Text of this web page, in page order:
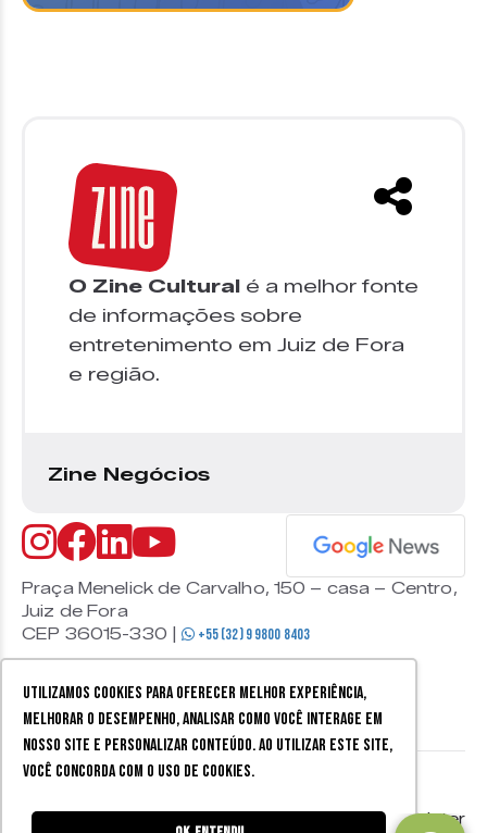
Utilizamos cookies para oferecer melhor experiência,
melhorar o desempenho, analisar como você interage em
nosso site e personalizar conteúdo. Ao utilizar este site,
você concorda com o uso de cookies.
O Zine Cultural é a melhor fonte
de informações sobre
entretenimento em Juiz de Fora
e região.
Zine Negócios
Praça Menelick de Carvalho, 150 – casa – Centro,
Juiz de Fora
CEP 36015-330 |
+55 (32) 9 9800 8403
Mobister